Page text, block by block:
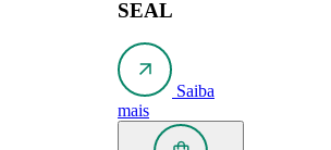
SEAL
Saiba
mais